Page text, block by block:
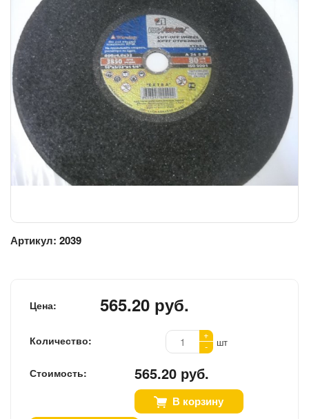
Артикул: 2039
Цена: 565.20 руб.
Количество:
+
-
шт
Стоимость: 565.20 руб.
В корзину